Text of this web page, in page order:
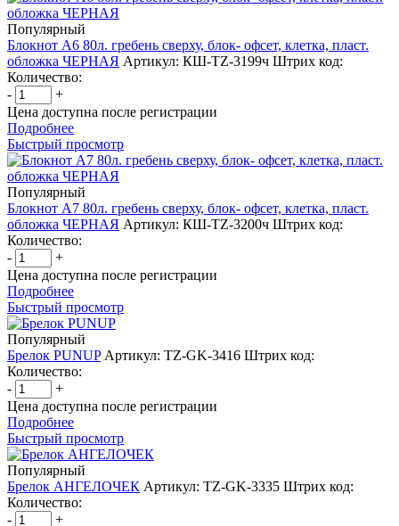
Популярный
Блокнот А6 80л. гребень сверху, блок- офсет, клетка, пласт.
обложка ЧЕРНАЯ Артикул: КШ-TZ-3199ч Штрих код:
Количество:
-
+
Цена доступна после регистрации
Подробнее
Быстрый просмотр
Популярный
Блокнот А7 80л. гребень сверху, блок- офсет, клетка, пласт.
обложка ЧЕРНАЯ Артикул: КШ-TZ-3200ч Штрих код:
Количество:
-
+
Цена доступна после регистрации
Подробнее
Быстрый просмотр
Популярный
Брелок PUNUP Артикул: TZ-GK-3416 Штрих код:
Количество:
-
+
Цена доступна после регистрации
Подробнее
Быстрый просмотр
Популярный
Брелок АНГЕЛОЧЕК Артикул: TZ-GK-3335 Штрих код:
Количество:
-
+